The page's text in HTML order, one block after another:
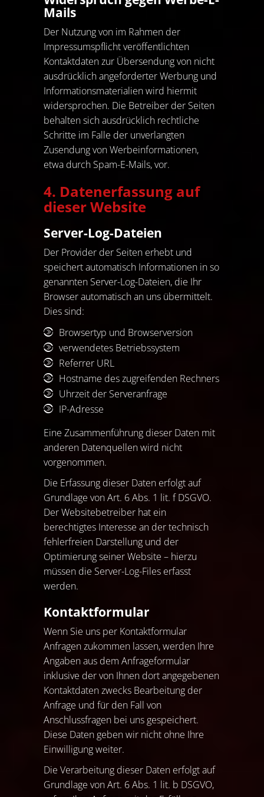
Mails
Der Nutzung von im Rahmen der
Impressumspflicht veröffentlichten
Kontaktdaten zur Übersendung von nicht
ausdrücklich angeforderter Werbung und
Informationsmaterialien wird hiermit
widersprochen. Die Betreiber der Seiten
behalten sich ausdrücklich rechtliche
Schritte im Falle der unverlangten
Zusendung von Werbeinformationen,
etwa durch Spam-E-Mails, vor.
4. Datenerfassung auf
dieser Website
Server-Log-Dateien
Der Provider der Seiten erhebt und
speichert automatisch Informationen in so
genannten Server-Log-Dateien, die Ihr
Browser automatisch an uns übermittelt.
Dies sind:
Browsertyp und Browserversion
verwendetes Betriebssystem
Referrer URL
Hostname des zugreifenden Rechners
Uhrzeit der Serveranfrage
IP-Adresse
Eine Zusammenführung dieser Daten mit
anderen Datenquellen wird nicht
vorgenommen.
Die Erfassung dieser Daten erfolgt auf
Grundlage von Art. 6 Abs. 1 lit. f DSGVO.
Der Websitebetreiber hat ein
berechtigtes Interesse an der technisch
fehlerfreien Darstellung und der
Optimierung seiner Website – hierzu
müssen die Server-Log-Files erfasst
werden.
Kontaktformular
Wenn Sie uns per Kontaktformular
Anfragen zukommen lassen, werden Ihre
Angaben aus dem Anfrageformular
inklusive der von Ihnen dort angegebenen
Kontaktdaten zwecks Bearbeitung der
Anfrage und für den Fall von
Anschlussfragen bei uns gespeichert.
Diese Daten geben wir nicht ohne Ihre
Einwilligung weiter.
Die Verarbeitung dieser Daten erfolgt auf
Grundlage von Art. 6 Abs. 1 lit. b DSGVO,